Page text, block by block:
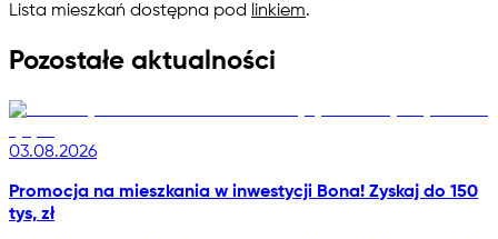
Lista mieszkań dostępna pod
linkiem.
Pozostałe aktualności
03.08.2026
Promocja na mieszkania w inwestycji Bona! Zyskaj do 150
tys, zł